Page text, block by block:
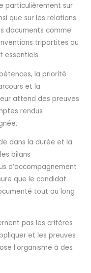
particulièrement sur
que sur les relations
documents comme
tripartites ou
essentiels.
la priorité
et la
attend des preuves
rendus
dans la durée et la
bilans
d’accompagnement
que le candidat
tout au long
pas les critères
et les preuves
l’organisme à des